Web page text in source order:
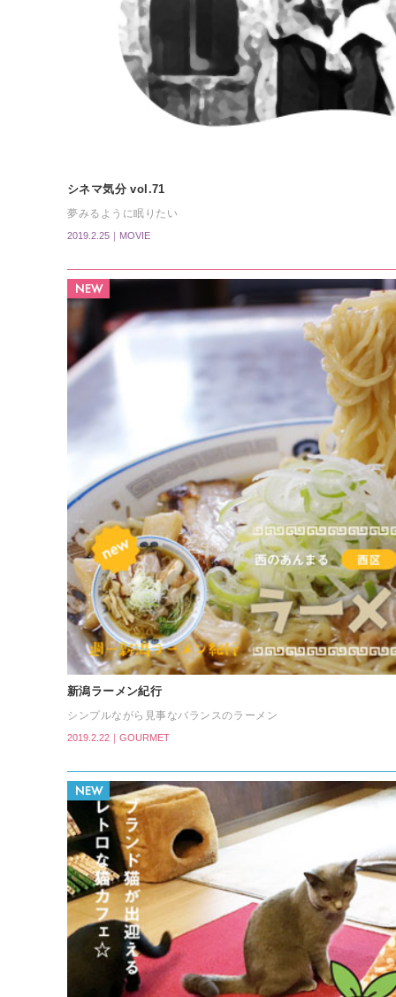
シネマ気分 vol.71
夢みるように眠りたい
2019.2.25｜MOVIE
新潟ラーメン紀行
シンプルながら見事なバランスのラーメン
2019.2.22｜GOURMET